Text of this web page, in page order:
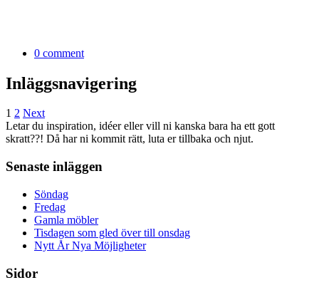
0 comment
Inläggsnavigering
1 2 Next
Letar du inspiration, idéer eller vill ni kanska bara ha ett gott
skratt??! Då har ni kommit rätt, luta er tillbaka och njut.
Senaste inläggen
Söndag
Fredag
Gamla möbler
Tisdagen som gled över till onsdag
Nytt År Nya Möjligheter
Sidor